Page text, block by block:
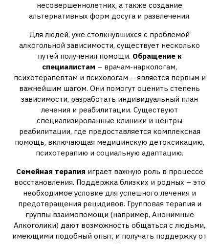
несовершеннолетних‚ а также создание
альтернативных форм досуга и развлечения.
Для людей‚ уже столкнувшихся с проблемой
алкогольной зависимости‚ существует несколько
путей получения помощи. Обращение к
специалистам – врачам-наркологам‚
психотерапевтам и психологам – является первым и
важнейшим шагом. Они помогут оценить степень
зависимости‚ разработать индивидуальный план
лечения и реабилитации. Существуют
специализированные клиники и центры
реабилитации‚ где предоставляется комплексная
помощь‚ включающая медицинскую детоксикацию‚
психотерапию и социальную адаптацию.
Семейная терапия играет важную роль в процессе
восстановления. Поддержка близких и родных – это
необходимое условие для успешного лечения и
предотвращения рецидивов. Групповая терапия и
группы взаимопомощи (например‚ Анонимные
Алкоголики) дают возможность общаться с людьми‚
имеющими подобный опыт‚ и получать поддержку от